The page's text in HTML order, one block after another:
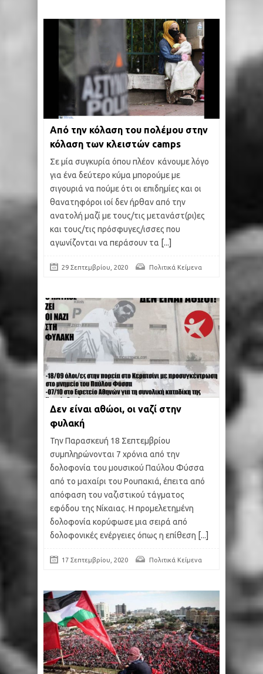
Από την κόλαση του πολέμου στην
κόλαση των κλειστών camps
Σε μία συγκυρία όπου πλέον κάνουμε λόγο
για ένα δεύτερο κύμα μπορούμε με
σιγουριά να πούμε ότι οι επιδημίες και οι
θανατηφόροι ιοί δεν ήρθαν από την
ανατολή μαζί με τους/τις μετανάστ(ρι)ες
και τους/τις πρόσφυγες/ισσες που
αγωνίζονται να περάσουν τα [...]
29 Σεπτεμβρίου, 2020 Πολιτικά Κείμενα
Δεν είναι αθώοι, οι ναζί στην
φυλακή
Την Παρασκευή 18 Σεπτεμβρίου
συμπληρώνονται 7 χρόνια από την
δολοφονία του μουσικού Παύλου Φύσσα
από το μαχαίρι του Ρουπακιά, έπειτα από
απόφαση του ναζιστικού τάγματος
εφόδου της Νίκαιας. Η προμελετημένη
δολοφονία κορύφωσε μια σειρά από
δολοφονικές ενέργειες όπως η επίθεση [...]
17 Σεπτεμβρίου, 2020 Πολιτικά Κείμενα